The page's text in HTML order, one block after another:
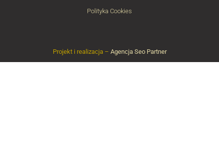
Polityka Cookies
Projekt i realizacja – Agencja Seo Partner